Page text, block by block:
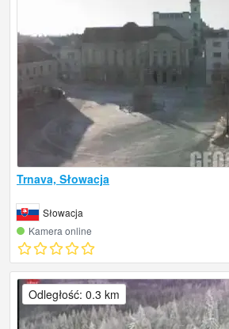
Trnava, Słowacja
Słowacja
Kamera online
Odległość: 0.3 km